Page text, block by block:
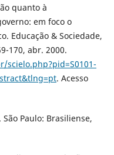
quanto à
em foco o
Educação & Sociedade,
170, abr. 2000.
scielo.php?pid=S0101-
. Acesso
Paulo: Brasiliense,